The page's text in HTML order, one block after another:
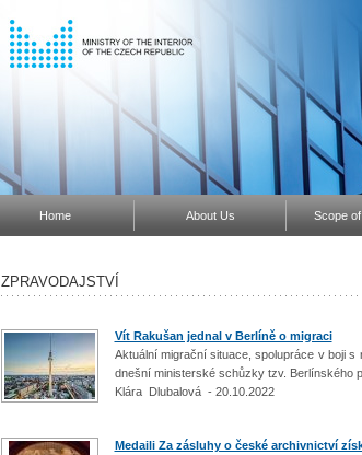
Home About Us Scope
ZPRAVODAJSTVÍ
Vít Rakušan jednal v Berlíně o migraci
Aktuální migrační situace, spolupráce v boji
dnešní ministerské schůzky tzv. Berlínského
Klára Dlubalová - 20.10.2022
Medaili Za zásluhy o české archivnictví